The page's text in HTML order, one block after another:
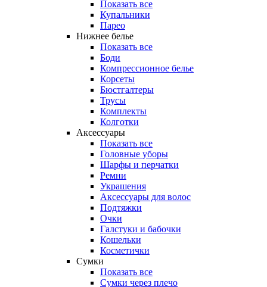
Показать все
Купальники
Парео
Нижнее белье
Показать все
Боди
Компрессионное белье
Корсеты
Бюстгалтеры
Трусы
Комплекты
Колготки
Аксессуары
Показать все
Головные уборы
Шарфы и перчатки
Ремни
Украшения
Аксессуары для волос
Подтяжки
Очки
Галстуки и бабочки
Кошельки
Косметички
Сумки
Показать все
Сумки через плечо